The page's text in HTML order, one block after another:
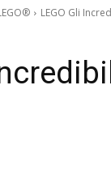
LEGO Gli